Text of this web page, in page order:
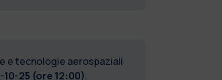
e tecnologie aerospaziali
10-25 (ore 12:00).